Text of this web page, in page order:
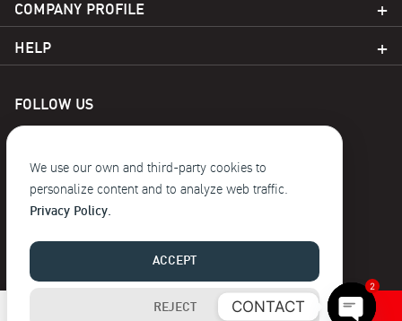
COMPANY PROFILE
HELP
FOLLOW US
© 2023 Baoji. reserve the copyright
CONTACT
2
We use our own and third-party cookies to
personalize content and to analyze web traffic.
Privacy Policy.
ACCEPT
REJECT